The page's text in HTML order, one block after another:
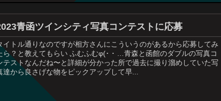
青函ツインシティ写真コンテストに応募
イトル通りなのですが相方さんにこういうのがあるから応募してみ
ら？と教えてもらい ふむふむφ(･ ･ …青森と函館のダブルの写真コ
テストなんだね〜と詳細が分かった所で過去に撮り溜めしていた写
達から良さげな物をピックアップして早...